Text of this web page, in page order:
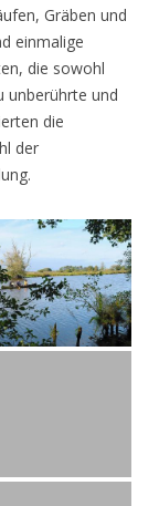
Gräben und
einmalige
die sowohl
unberührte und
die
der